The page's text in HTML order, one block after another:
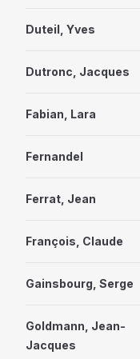
Duteil, Yves
Dutronc, Jacques
Fabian, Lara
Fernandel
Ferrat, Jean
François, Claude
Gainsbourg, Serge
Goldmann, Jean-
Jacques